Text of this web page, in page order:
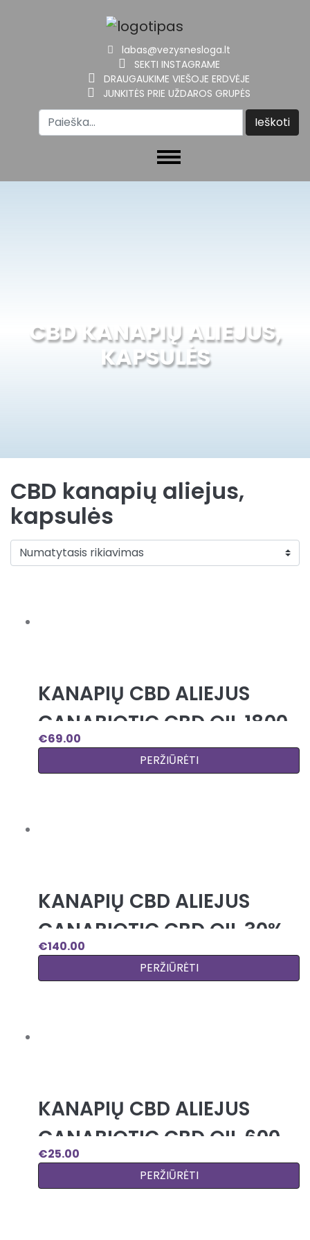
labas@vezysnesloga.lt
SEKTI INSTAGRAME
DRAUGAUKIME VIEŠOJE ERDVĖJE
JUNKITĖS PRIE UŽDAROS GRUPĖS
CBD KANAPIŲ ALIEJUS,
KAPSULĖS
CBD kanapių aliejus,
kapsulės
KANAPIŲ CBD ALIEJUS
CANABIOTIC CBD OIL 1800
MG (17%)
€69.00
PERŽIŪRĖTI
KANAPIŲ CBD ALIEJUS
CANABIOTIC CBD OIL 30%
€140.00
PERŽIŪRĖTI
KANAPIŲ CBD ALIEJUS
CANABIOTIC CBD OIL 600
MG (5%)
€25.00
PERŽIŪRĖTI